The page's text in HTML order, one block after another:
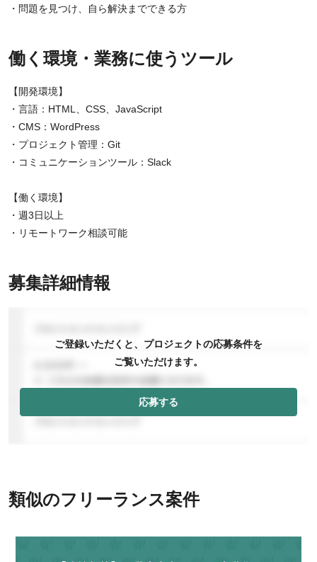
・問題を見つけ、自ら解決までできる方
働く環境・業務に使うツール
【開発環境】
・言語：HTML、CSS、JavaScript
・CMS：WordPress
・プロジェクト管理：Git
・コミュニケーションツール：Slack
【働く環境】
・週3日以上
・リモートワーク相談可能
募集詳細情報
ご登録いただくと、プロジェクトの応募条件を
ご覧いただけます。
応募する
類似のフリーランス案件